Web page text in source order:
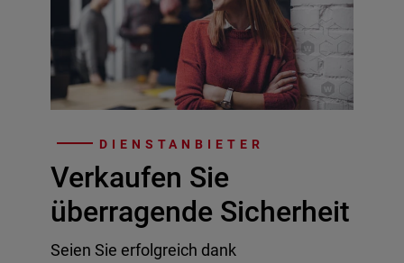
DIENSTANBIETER
Verkaufen Sie
überragende Sicherheit
Seien Sie erfolgreich dank